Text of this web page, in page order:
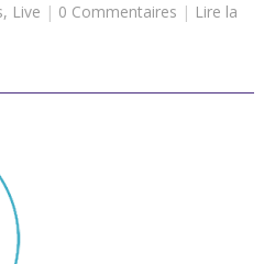
, Live | 0 Commentaires | Lire la